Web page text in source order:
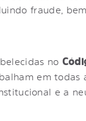
fraude,
no
em todas
e a